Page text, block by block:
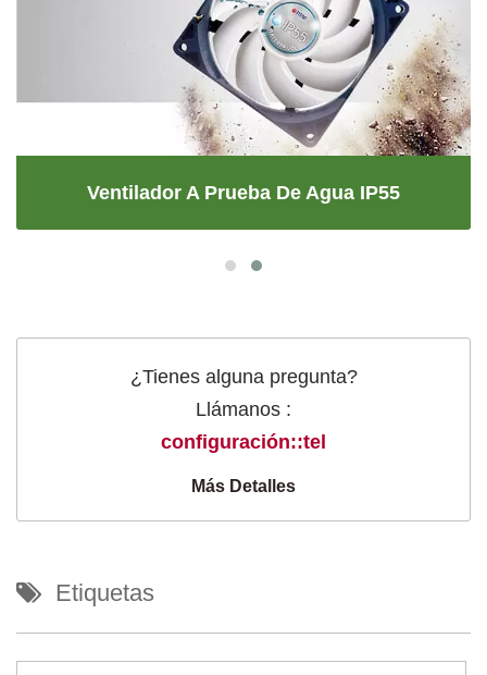
Ventilador A Prueba De Agua IP55
¿Tienes alguna pregunta?
Llámanos :
configuración::tel
Más Detalles
Etiquetas